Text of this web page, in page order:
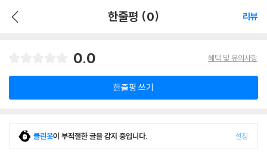
한줄평 (0) 리뷰
0.0 혜택 및 유의사항
한줄평 쓰기
클린봇이 부적절한 글을 감지 중입니다. 설정